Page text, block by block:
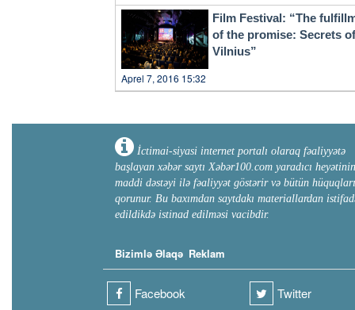
Film Festival: “The
of the promise: Secrets of
Vilnius”
Aprel 7, 2016 15:32
İctimai-siyasi internet portalı olaraq fəaliyyətə
başlayan xəbər saytı Xəbər100.com yaradıcı heyətinin
maddi dəstəyi ilə fəaliyyət göstərir və bütün hüquqları
qorunur. Bu baxımdan saytdakı materiallardan
edildikdə istinad edilməsi vacibdir.
Bizimlə Əlaqə Reklam
Facebook Twitter